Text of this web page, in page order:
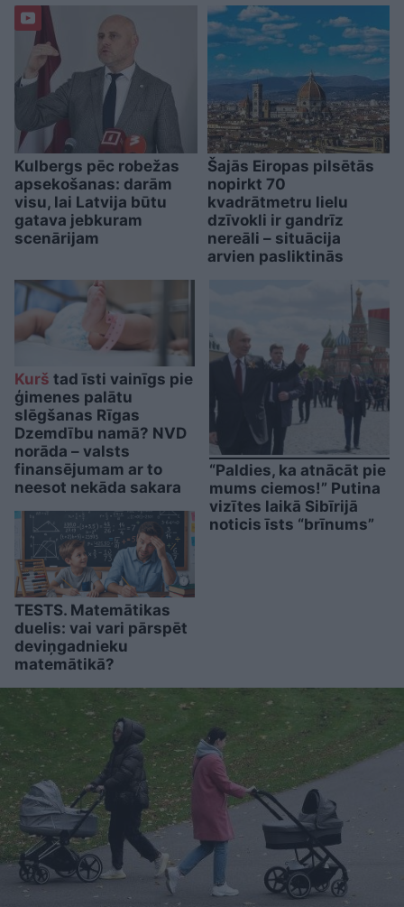
Kulbergs pēc robežas
apsekošanas: darām
visu, lai Latvija būtu
gatava jebkuram
scenārijam
Šajās Eiropas pilsētās
nopirkt 70
kvadrātmetru lielu
dzīvokli ir gandrīz
nereāli – situācija
arvien pasliktinās
Kurš tad īsti vainīgs pie
ģimenes palātu
slēgšanas Rīgas
Dzemdību namā? NVD
norāda – valsts
finansējumam ar to
neesot nekāda sakara
TESTS. Matemātikas
duelis: vai vari pārspēt
deviņgadnieku
matemātikā?
“Paldies, ka atnācāt pie
mums ciemos!” Putina
vizītes laikā Sibīrijā
noticis īsts “brīnums”